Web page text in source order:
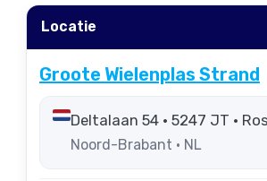
Locatie
Groote Wielenplas Strand
Deltalaan 54 • 5247 JT •
Noord-Brabant • NL